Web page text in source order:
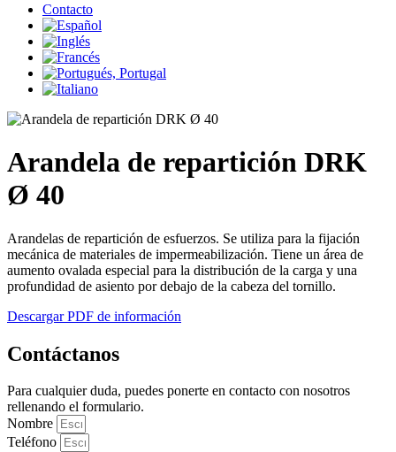
Contacto
Arandela de repartición DRK
Ø 40
Arandelas de repartición de esfuerzos. Se utiliza para la fijación
mecánica de materiales de impermeabilización. Tiene un área de
aumento ovalada especial para la distribución de la carga y una
profundidad de asiento por debajo de la cabeza del tornillo.
Descargar PDF de información
Contáctanos
Para cualquier duda, puedes ponerte en contacto con nosotros
rellenando el formulario.
Nombre
Teléfono